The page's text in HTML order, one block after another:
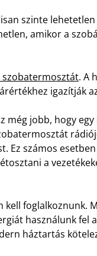
szinte lehetetlen
amikor a
szobatermosztát. A
igazítják
még jobb, hogy
Ez számos
a
foglalkoznunk.
használunk fel
háztartás